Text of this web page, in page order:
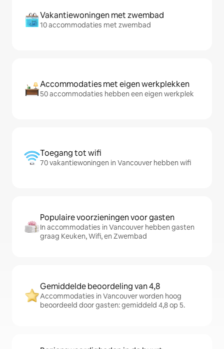
Vakantiewoningen met zwembad
10 accommodaties met zwembad
Accommodaties met eigen werkplekken
50 accommodaties hebben een eigen werkplek
Toegang tot wifi
70 vakantiewoningen in Vancouver hebben wifi
Populaire voorzieningen voor gasten
In accommodaties in Vancouver hebben gasten
graag Keuken, Wifi, en Zwembad
Gemiddelde beoordeling van 4,8
Accommodaties in Vancouver worden hoog
beoordeeld door gasten: gemiddeld 4,8 op 5.